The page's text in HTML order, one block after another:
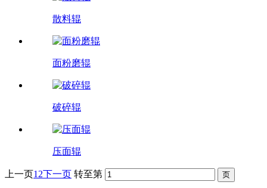
散料辊
面粉磨辊
破碎辊
压面辊
上一页1 2下一页 转至第